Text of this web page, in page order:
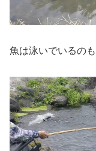
魚は泳いでいるのも